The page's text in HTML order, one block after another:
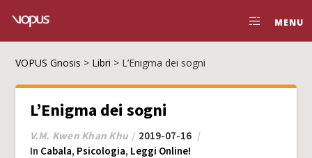
MENU
VOPUS Gnosis > Libri > L’Enigma dei sogni
L’Enigma dei sogni
V.M. Kwen Khan Khu
2019-07-16
In Cabala, Psicologia, Leggi Online!